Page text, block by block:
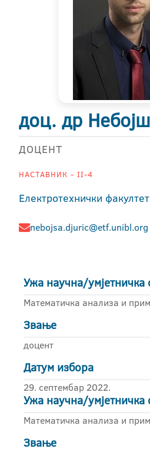
доц. др
ДОЦЕНТ
НАСТАВНИК - II-4
Електротехнички факултет
nebojsa.djuric@etf.unibl.org
Ужа научна/умјетничка
Математичка анализа и
Звање
доцент
Датум избора
29. септембар 2022.
Ужа научна/умјетничка
Математичка анализа и
Звање